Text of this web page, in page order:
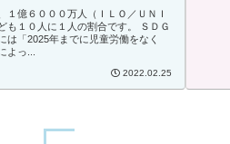
億６０００万人（ＩＬＯ／ＵＮＩ
も１０人に１人の割合です。 ＳＤＧ
は「2025年までに児童労働をなく
よっ...
2022.02.25